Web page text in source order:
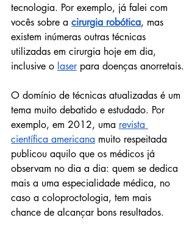
tecnologia. Por exemplo, já falei com
vocês sobre a cirurgia robótica, mas
existem inúmeras outras técnicas
utilizadas em cirurgia hoje em dia,
inclusive o laser para doenças anorretais.
O domínio de técnicas atualizadas é um
tema muito debatido e estudado. Por
exemplo, em 2012, uma revista
científica americana muito respeitada
publicou aquilo que os médicos já
observam no dia a dia: quem se dedica
mais a uma especialidade médica, no
caso a coloproctologia, tem mais
chance de alcançar bons resultados.